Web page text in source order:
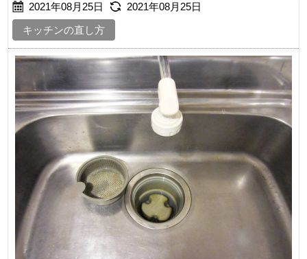
2021年08月25日
2021年08月25日
キッチンの直し方